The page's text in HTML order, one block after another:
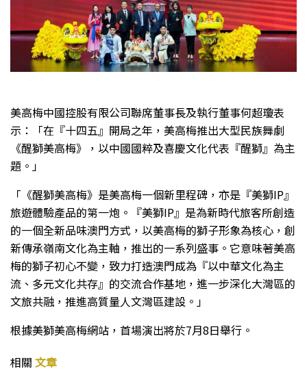
美高梅中國控股有限公司聯席董事長及執行董事何超瓊表
示：「在『十四五』開局之年，美高梅推出大型民族舞劇
《醒獅美高梅》，以中國國粹及喜慶文化代表『醒獅』為主
題。」
「《醒獅美高梅》是美高梅一個新里程碑，亦是『美獅IP』
旅遊體驗產品的第一炮。『美獅IP』是為新時代旅客所創造
的一個全新品味澳門方式，以美高梅的獅子形象為核心，創
新傳承嶺南文化為主軸，推出的一系列盛事。它意味著美高
梅的獅子初心不變，致力打造澳門成為『以中華文化為主
流、多元文化共存』的交流合作基地，進一步深化大灣區的
文旅共融，推進高質量人文灣區建設。」
根據美獅美高梅網站，首場演出將於7月8日舉行。
相關 文章